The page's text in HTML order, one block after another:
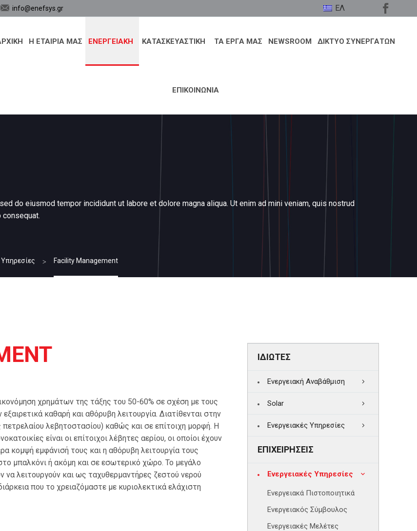
info@enefsys.gr ΕΛ
Η ΕΤΑΙΡΙΑ ΜΑΣ ΕΝΕΡΓΕΙΑΚΉ ΚΑΤΑΣΚΕΥΑΣΤΙΚΗ ΤΑ ΕΡΓΑ ΜΑΣ NEWSROOM ΔΙΚΤΥΟ ΣΥΝΕΡΓΑΤΩΝ
ΕΠΙΚΟΙΝΩΝΙΑ
do eiusmod tempor incididunt ut labore et dolore magna aliqua. Ut enim ad mini veniam, quis nostrud
Υπηρεσίες Facility Management
χρημάτων της τάξης του 50-60% σε σχέση με τους
καθαρή και αθόρυβη λειτουργία. Διατίθενται στην
λεβητοστασίου) καθώς και σε επίτοιχη μορφή. Η
είναι οι επίτοιχοι λέβητες αερίου, οι οποίοι έχουν
κομψή εμφάνισή τους και η αθόρυβη λειτουργία τους
μπαλκόνι ή ακόμη και σε εσωτερικό χώρο. Το μεγάλο
λειτουργούν και ως ταχυθερμαντήρες ζεστού νερού
που το χρειαζόμαστε με κυριολεκτικά ελάχιστη
ΙΔΙΩΤΕΣ
Ενεργειακή Αναβάθμιση
Solar
Ενεργειακές Υπηρεσίες
ΕΠΙΧΕΙΡΗΣΕΙΣ
Ενεργειακές Υπηρεσίες
Ενεργειακά Πιστοποιητικά
Ενεργειακός Σύμβουλος
Ενεργειακές Μελέτες